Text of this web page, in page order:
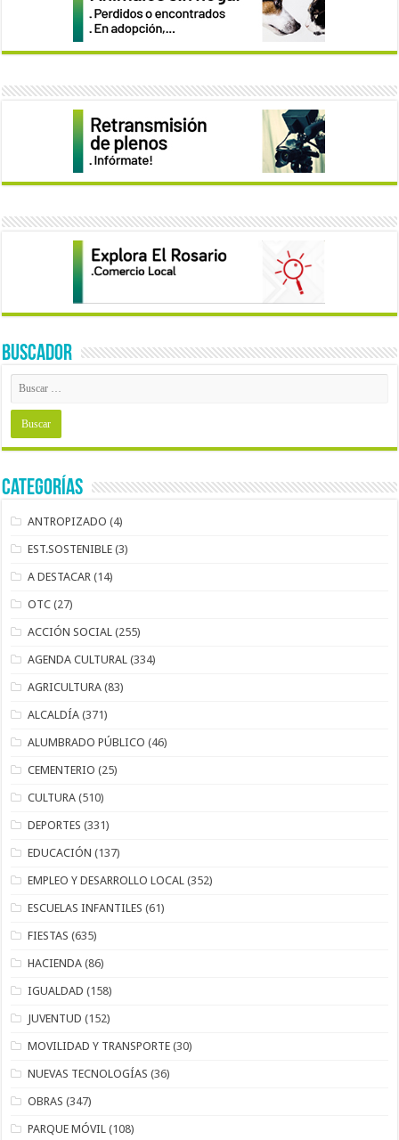
BUSCADOR
Categorías
ANTROPIZADO (4)
EST.SOSTENIBLE (3)
A DESTACAR (14)
OTC (27)
ACCIÓN SOCIAL (255)
AGENDA CULTURAL (334)
AGRICULTURA (83)
ALCALDÍA (371)
ALUMBRADO PÚBLICO (46)
CEMENTERIO (25)
CULTURA (510)
DEPORTES (331)
EDUCACIÓN (137)
EMPLEO Y DESARROLLO LOCAL (352)
ESCUELAS INFANTILES (61)
FIESTAS (635)
HACIENDA (86)
IGUALDAD (158)
JUVENTUD (152)
MOVILIDAD Y TRANSPORTE (30)
NUEVAS TECNOLOGÍAS (36)
OBRAS (347)
PARQUE MÓVIL (108)